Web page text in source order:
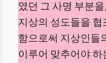
였던 그 사명 부분
지상의 성도들을
함으로써 지상인들
이루어 맞추어야 하